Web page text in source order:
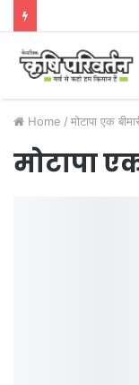
Home / मोटापा एक
मोटापा